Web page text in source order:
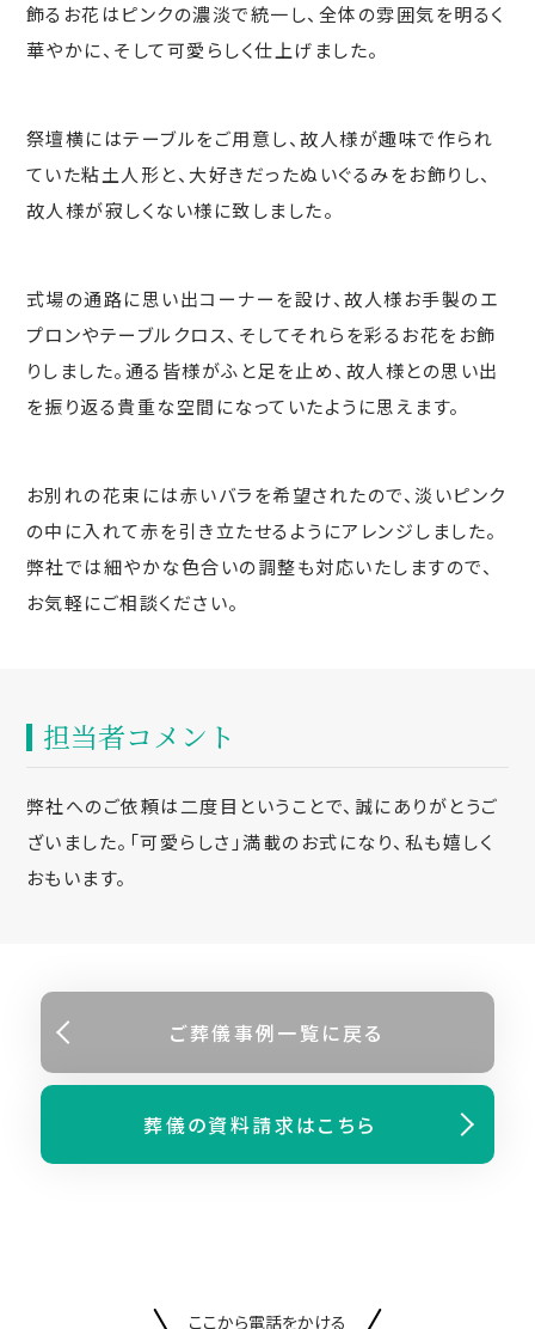
飾るお花はピンクの濃淡で統一し、全体の雰囲気を明るく
華やかに、そして可愛らしく仕上げました。
祭壇横にはテーブルをご用意し、故人様が趣味で作られ
ていた粘土人形と、大好きだったぬいぐるみをお飾りし、
故人様が寂しくない様に致しました。
式場の通路に思い出コーナーを設け、故人様お手製のエ
プロンやテーブルクロス、そしてそれらを彩るお花をお飾
りしました。通る皆様がふと足を止め、故人様との思い出
を振り返る貴重な空間になっていたように思えます。
お別れの花束には赤いバラを希望されたので、淡いピンク
の中に入れて赤を引き立たせるようにアレンジしました。
弊社では細やかな色合いの調整も対応いたしますので、
お気軽にご相談ください。
担当者コメント
弊社へのご依頼は二度目ということで、誠にありがとうご
ざいました。「可愛らしさ」満載のお式になり、私も嬉しく
おもいます。
ご葬儀事例⼀覧に戻る
葬儀の資料請求はこちら
ここから電話をかける